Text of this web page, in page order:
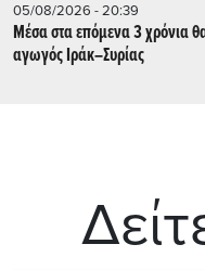
05/08/2026 - 20:39
Mέσα στα επόμενα 3 χρόνια
αγωγός Ιράκ–Συρίας